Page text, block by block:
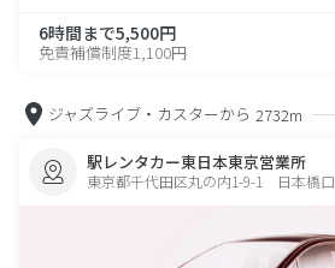
6時間まで5,500円
免責補償制度1,100円
ジャズライブ・カスターから 2732m
駅レンタカー東日本東京営業所
東京都千代田区丸の内1-9-1 日本橋口